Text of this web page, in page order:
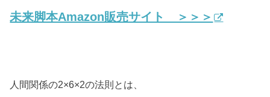
未来脚本Amazon販売サイト ＞＞＞
人間関係の2×6×2の法則とは、